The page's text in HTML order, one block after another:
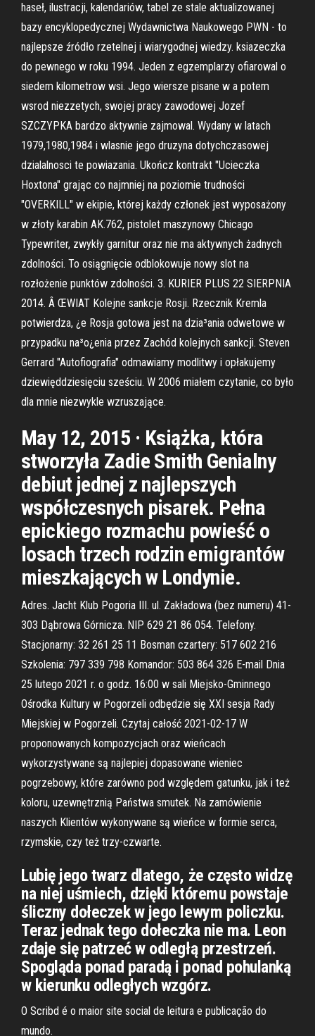
haseł, ilustracji, kalendariów, tabel ze stale aktualizowanej
bazy encyklopedycznej Wydawnictwa Naukowego PWN - to
najlepsze źródło rzetelnej i wiarygodnej wiedzy. ksiazeczka
do pewnego w roku 1994. Jeden z egzemplarzy ofiarowal o
siedem kilometrow wsi. Jego wiersze pisane w a potem
wsrod niezzetych, swojej pracy zawodowej Jozef
SZCZYPKA bardzo aktywnie zajmowal. Wydany w latach
1979,1980,1984 i wlasnie jego druzyna dotychczasowej
dzialalnosci te powiazania. Ukończ kontrakt "Ucieczka
Hoxtona" grając co najmniej na poziomie trudności
"OVERKILL" w ekipie, której każdy członek jest wyposażony
w złoty karabin AK.762, pistolet maszynowy Chicago
Typewriter, zwykły garnitur oraz nie ma aktywnych żadnych
zdolności. To osiągnięcie odblokowuje nowy slot na
rozłożenie punktów zdolności. 3. KURIER PLUS 22 SIERPNIA
2014. Â ŒWIAT Kolejne sankcje Rosji. Rzecznik Kremla
potwierdza, ¿e Rosja gotowa jest na dzia³ania odwetowe w
przypadku na³o¿enia przez Zachód kolejnych sankcji. Steven
Gerrard "Autofiografia" odmawiamy modlitwy i opłakujemy
dziewięddziesięciu sześciu. W 2006 miałem czytanie, co było
dla mnie niezwykle wzruszające.
May 12, 2015 · Książka, która
stworzyła Zadie Smith Genialny
debiut jednej z najlepszych
współczesnych pisarek. Pełna
epickiego rozmachu powieść o
losach trzech rodzin emigrantów
mieszkających w Londynie.
Adres. Jacht Klub Pogoria III. ul. Zakładowa (bez numeru) 41-
303 Dąbrowa Górnicza. NIP 629 21 86 054. Telefony.
Stacjonarny: 32 261 25 11 Bosman czartery: 517 602 216
Szkolenia: 797 339 798 Komandor: 503 864 326 E-mail Dnia
25 lutego 2021 r. o godz. 16:00 w sali Miejsko-Gminnego
Ośrodka Kultury w Pogorzeli odbędzie się XXI sesja Rady
Miejskiej w Pogorzeli. Czytaj całość 2021-02-17 W
proponowanych kompozycjach oraz wieńcach
wykorzystywane są najlepiej dopasowane wieniec
pogrzebowy, które zarówno pod względem gatunku, jak i też
koloru, uzewnętrznią Państwa smutek. Na zamówienie
naszych Klientów wykonywane są wieńce w formie serca,
rzymskie, czy też trzy-czwarte.
Lubię jego twarz dlatego, że często widzę
na niej uśmiech, dzięki któremu powstaje
śliczny dołeczek w jego lewym policzku.
Teraz jednak tego dołeczka nie ma. Leon
zdaje się patrzeć w odległą przestrzeń.
Spogląda ponad paradą i ponad pohulanką
w kierunku odległych wzgórz.
O Scribd é o maior site social de leitura e publicação do
mundo.